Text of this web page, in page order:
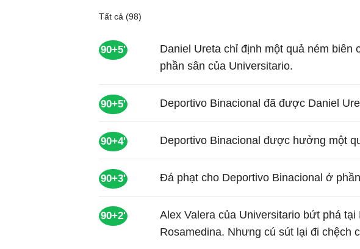
Tất cả (98)
90+5'
Daniel Ureta chỉ định một quả ném biên
phần sân của Universitario.
90+5' Deportivo Binacional đã được Daniel
90+4' Deportivo Binacional được hưởng một
90+3' Đá phạt cho Deportivo Binacional ở
90+2'
Alex Valera của Universitario bứt phá
Rosamedina. Nhưng cú sút lại đi chệch